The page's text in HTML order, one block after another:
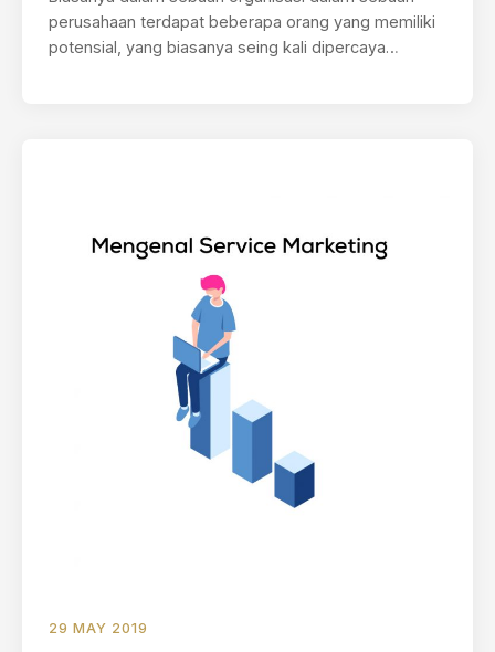
perusahaan terdapat beberapa orang yang memiliki
potensial, yang biasanya seing kali dipercaya
29 MAY 2019